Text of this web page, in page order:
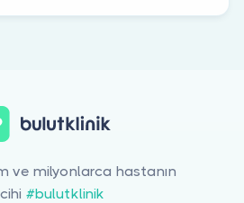
ve milyonlarca hastanın
#bulutklinik